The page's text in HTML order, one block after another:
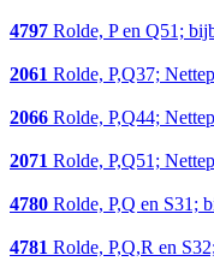
4797 Rolde, P en Q51;
2061 Rolde, P,Q37;
2066 Rolde, P,Q44;
2071 Rolde, P,Q51;
4780 Rolde, P,Q en S31;
4781 Rolde, P,Q,R en